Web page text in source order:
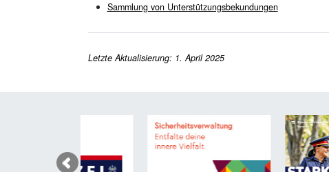
Sammlung von Unterstützungsbekundungen
Letzte Aktualisierung: 1. April 2025